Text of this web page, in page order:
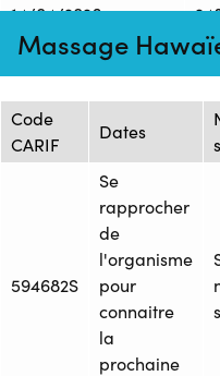
Massage
14/04/2026
Session de
Code
CARIF
Dates
594682S
Se
rapprocher
de
l'organisme
pour
connaitre
la
prochaine